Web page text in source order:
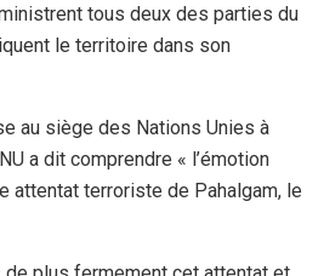
tous deux des parties du
le territoire dans son
au siège des Nations Unies à
a dit comprendre « l’émotion
attentat terroriste de Pahalgam, le